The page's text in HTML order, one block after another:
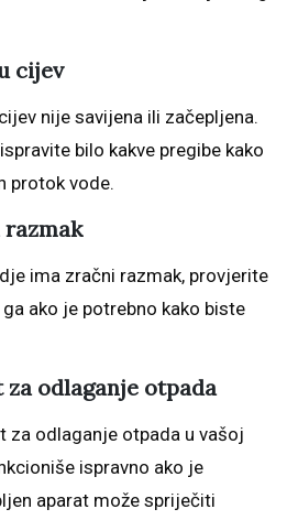
cijev
nije savijena ili začepljena.
bilo kakve pregibe kako
protok vode.
ima zračni razmak, provjerite
ako je potrebno kako biste
odlaganje otpada
za odlaganje otpada u vašoj
ispravno ako je
aparat može spriječiti